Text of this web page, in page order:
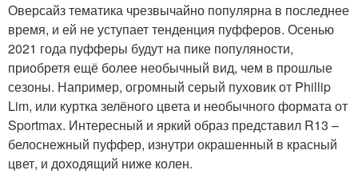
Оверсайз тематика чрезвычайно популярна в последнее
время, и ей не уступает тенденция пуфферов. Осенью
2021 года пуфферы будут на пике популяности,
приобретя ещё более необычный вид, чем в прошлые
сезоны. Например, огромный серый пуховик от Phillip
Lim, или куртка зелёного цвета и необычного формата от
Sportmax. Интересный и яркий образ представил R13 –
белоснежный пуффер, изнутри окрашенный в красный
цвет, и доходящий ниже колен.